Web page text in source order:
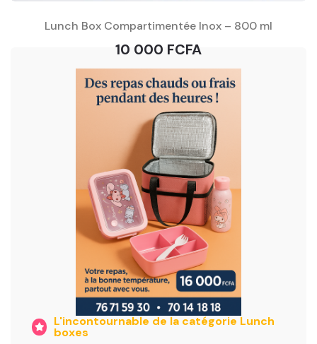
Lunch Box Compartimentée Inox – 800 ml
10 000 FCFA
L'incontournable de la catégorie Lunch
boxes